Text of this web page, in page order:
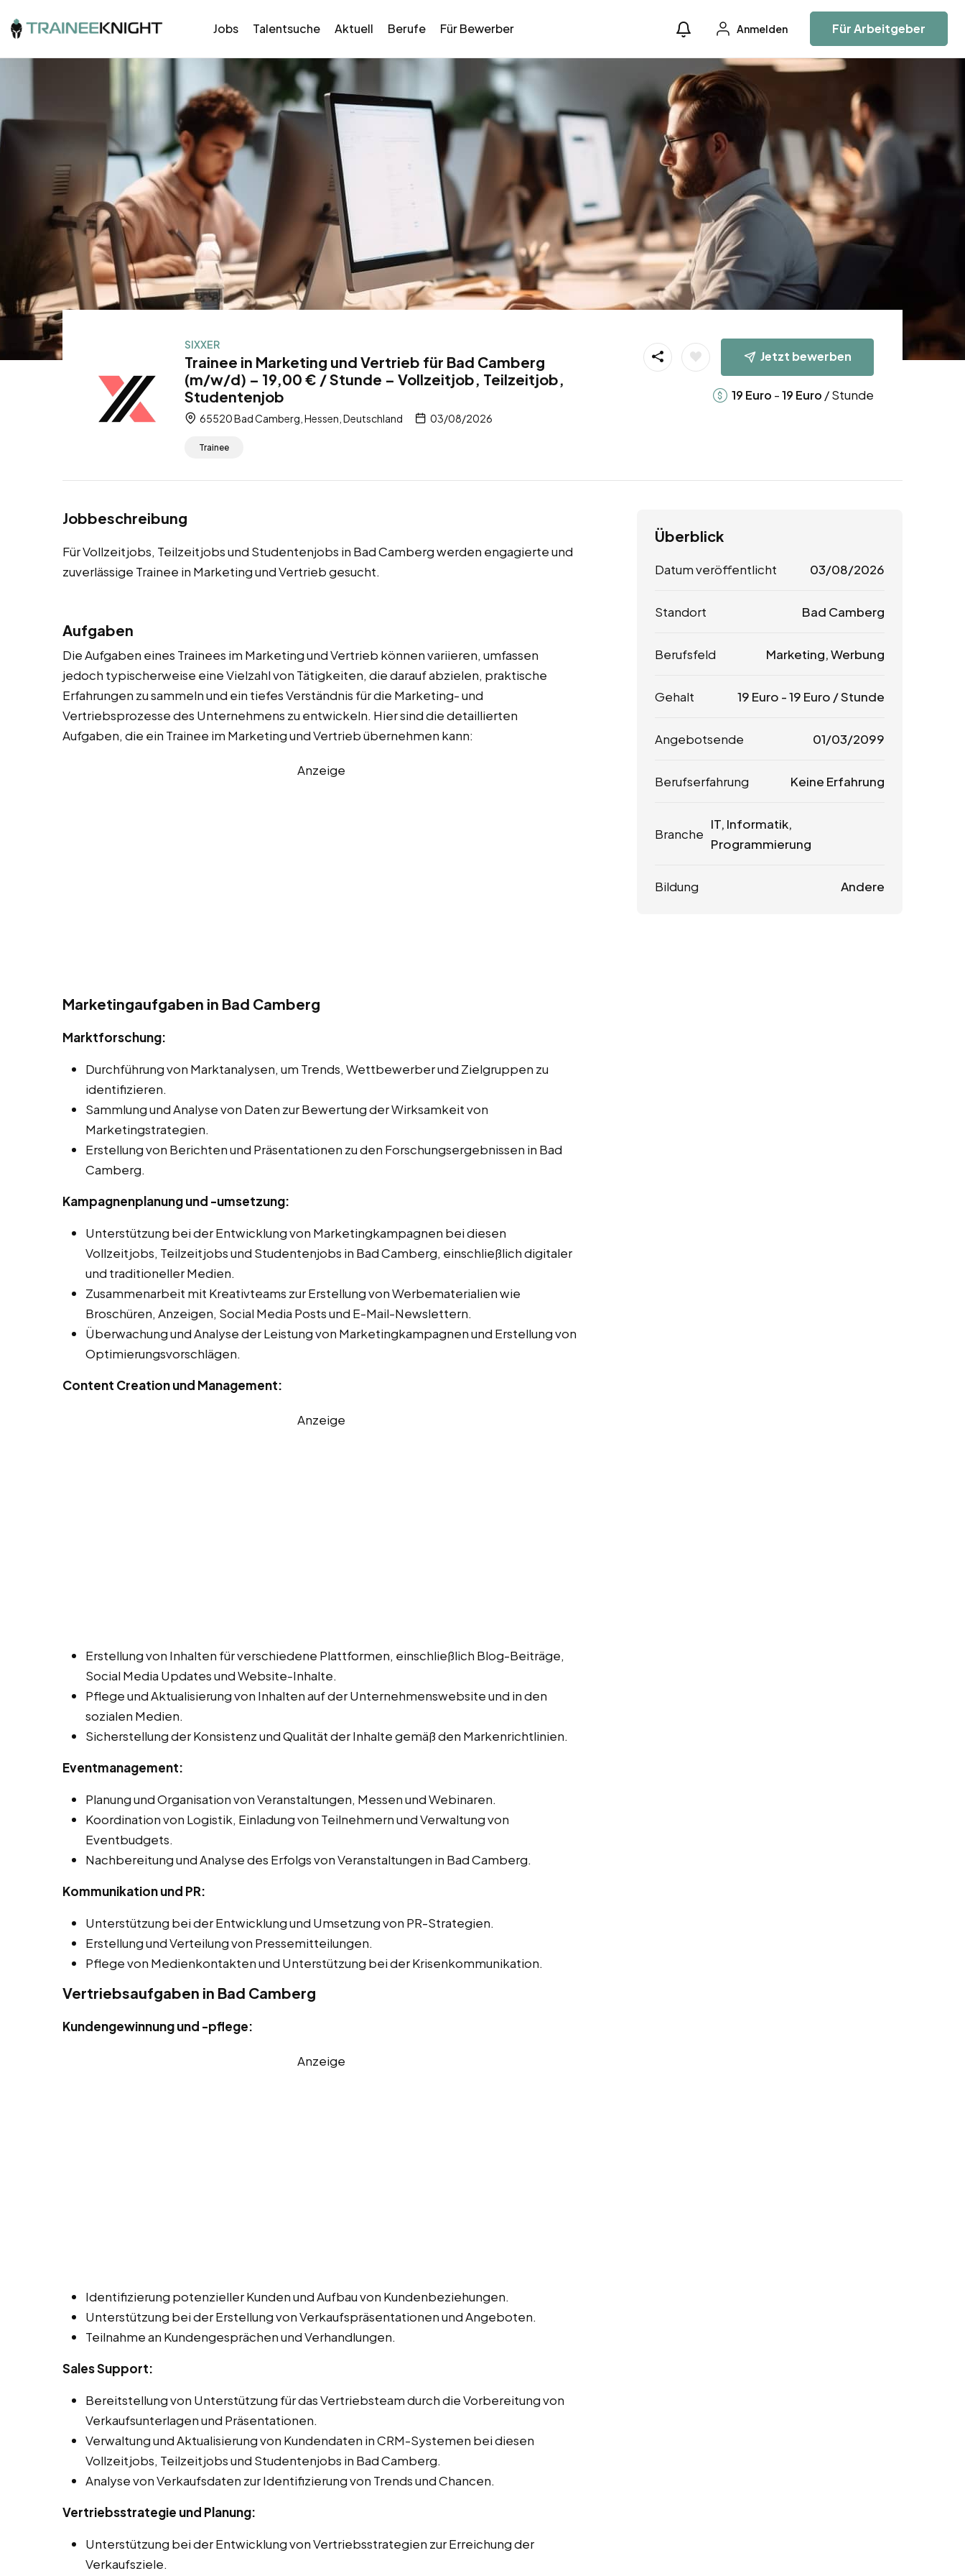
Jobs Talentsuche Aktuell Berufe Für Bewerber Anmelden Für Arbeitgeber
SIXXER
Trainee in Marketing und Vertrieb für Bad Camberg
(m/w/d) – 19,00 € / Stunde – Vollzeitjob, Teilzeitjob,
Studentenjob
65520 Bad Camberg, Hessen, Deutschland 03/08/2026
Trainee
Jetzt bewerben
19 Euro -19 Euro / Stunde
Jobbeschreibung
Für Vollzeitjobs, Teilzeitjobs und Studentenjobs in Bad Camberg werden engagierte und
zuverlässige Trainee in Marketing und Vertrieb gesucht.
Aufgaben
Die Aufgaben eines Trainees im Marketing und Vertrieb können variieren, umfassen
jedoch typischerweise eine Vielzahl von Tätigkeiten, die darauf abzielen, praktische
Erfahrungen zu sammeln und ein tiefes Verständnis für die Marketing- und
Vertriebsprozesse des Unternehmens zu entwickeln. Hier sind die detaillierten
Aufgaben, die ein Trainee im Marketing und Vertrieb übernehmen kann:
Anzeige
Marketingaufgaben in Bad Camberg
Marktforschung:
Durchführung von Marktanalysen, um Trends, Wettbewerber und Zielgruppen zu
identifizieren.
Sammlung und Analyse von Daten zur Bewertung der Wirksamkeit von
Marketingstrategien.
Erstellung von Berichten und Präsentationen zu den Forschungsergebnissen in Bad
Camberg.
Kampagnenplanung und -umsetzung:
Unterstützung bei der Entwicklung von Marketingkampagnen bei diesen
Vollzeitjobs, Teilzeitjobs und Studentenjobs in Bad Camberg, einschließlich digitaler
und traditioneller Medien.
Zusammenarbeit mit Kreativteams zur Erstellung von Werbematerialien wie
Broschüren, Anzeigen, Social Media Posts und E-Mail-Newslettern.
Überwachung und Analyse der Leistung von Marketingkampagnen und Erstellung von
Optimierungsvorschlägen.
Content Creation und Management:
Anzeige
Erstellung von Inhalten für verschiedene Plattformen, einschließlich Blog-Beiträge,
Social Media Updates und Website-Inhalte.
Pflege und Aktualisierung von Inhalten auf der Unternehmenswebsite und in den
sozialen Medien.
Sicherstellung der Konsistenz und Qualität der Inhalte gemäß den Markenrichtlinien.
Eventmanagement:
Planung und Organisation von Veranstaltungen, Messen und Webinaren.
Koordination von Logistik, Einladung von Teilnehmern und Verwaltung von
Eventbudgets.
Nachbereitung und Analyse des Erfolgs von Veranstaltungen in Bad Camberg.
Kommunikation und PR:
Unterstützung bei der Entwicklung und Umsetzung von PR-Strategien.
Erstellung und Verteilung von Pressemitteilungen.
Pflege von Medienkontakten und Unterstützung bei der Krisenkommunikation.
Vertriebsaufgaben in Bad Camberg
Kundengewinnung und -pflege:
Anzeige
Identifizierung potenzieller Kunden und Aufbau von Kundenbeziehungen.
Unterstützung bei der Erstellung von Verkaufspräsentationen und Angeboten.
Teilnahme an Kundengesprächen und Verhandlungen.
Sales Support:
Bereitstellung von Unterstützung für das Vertriebsteam durch die Vorbereitung von
Verkaufsunterlagen und Präsentationen.
Verwaltung und Aktualisierung von Kundendaten in CRM-Systemen bei diesen
Vollzeitjobs, Teilzeitjobs und Studentenjobs in Bad Camberg.
Analyse von Verkaufsdaten zur Identifizierung von Trends und Chancen.
Vertriebsstrategie und Planung:
Unterstützung bei der Entwicklung von Vertriebsstrategien zur Erreichung der
Verkaufsziele.
Überblick
Datum veröffentlicht 03/08/2026
Standort Bad Camberg
Berufsfeld Marketing, Werbung
Gehalt 19 Euro -19 Euro / Stunde
Angebotsende 01/03/2099
Berufserfahrung Keine Erfahrung
Branche
IT, Informatik,
Programmierung
Bildung Andere